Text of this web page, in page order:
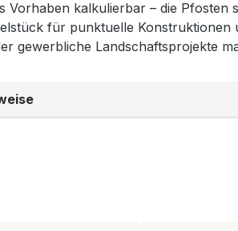
Vorhaben kalkulierbar – die
für punktuelle
gewerbliche Landschaftsprojekte